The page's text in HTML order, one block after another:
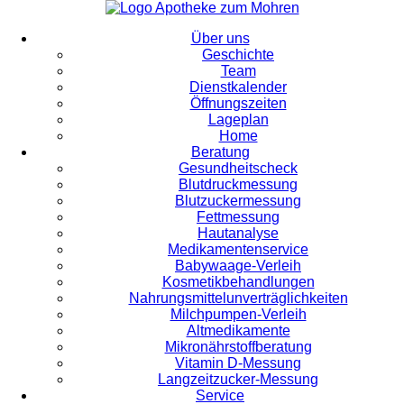
Über uns
Geschichte
Team
Dienstkalender
Öffnungszeiten
Lageplan
Home
Beratung
Gesundheitscheck
Blutdruckmessung
Blutzuckermessung
Fettmessung
Hautanalyse
Medikamentenservice
Babywaage-Verleih
Kosmetikbehandlungen
Nahrungsmittelunverträglichkeiten
Milchpumpen-Verleih
Altmedikamente
Mikronährstoffberatung
Vitamin D-Messung
Langzeitzucker-Messung
Service